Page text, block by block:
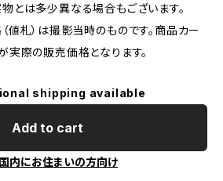
とは多少異なる場合もございます。
札）は撮影当時のものです。商品カー
実際の販売価格となります。
shipping available
Add to cart
内にお住まいの方向け